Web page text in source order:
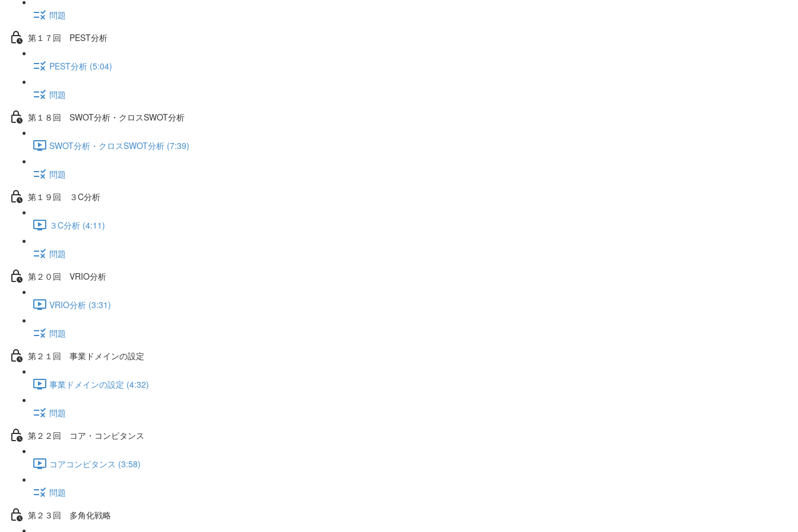
問題
第１７回 PEST分析
PEST分析 (5:04)
問題
第１８回 SWOT分析・クロスSWOT分析
SWOT分析・クロスSWOT分析 (7:39)
問題
第１９回 ３C分析
３C分析 (4:11)
問題
第２０回 VRIO分析
VRIO分析 (3:31)
問題
第２１回 事業ドメインの設定
事業ドメインの設定 (4:32)
問題
第２２回 コア・コンピタンス
コアコンピタンス (3:58)
問題
第２３回 多角化戦略